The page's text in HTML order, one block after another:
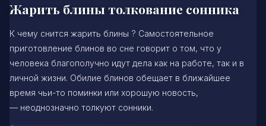
Жарить блины толкование сонника
К чему снится жарить блины ? Самостоятельное
приготовление блинов во сне говорит о том, что у
человека благополучно идут дела как на работе, так и в
личной жизни. Обилие блинов обещает в ближайшее
время чьи-то поминки или хорошую новость,
— неоднозначно толкуют сонники.